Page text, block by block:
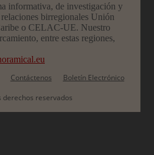
informativa, de investigación y
birregionales Unión
o CELAC-UE. Nuestro
entre estas regiones,
Contáctenos
Boletín Electrónico
derechos reservados